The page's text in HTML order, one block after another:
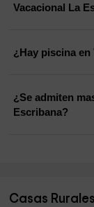
Vacacional La
¿Hay piscina en
¿Se admiten
Escribana?
Casas